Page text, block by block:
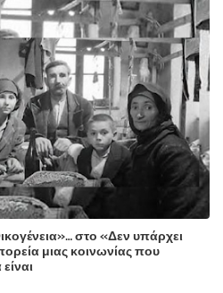
στο «Δεν υπάρχει
μιας κοινωνίας που